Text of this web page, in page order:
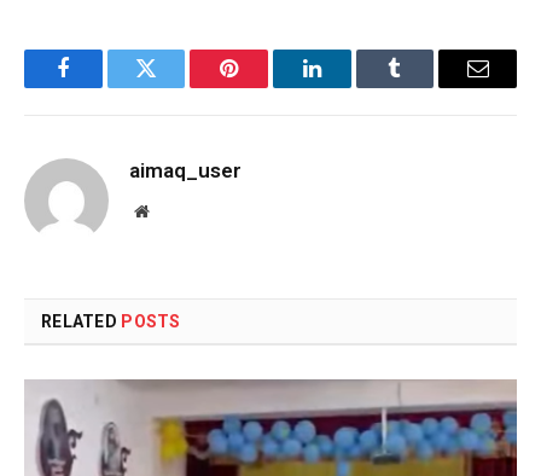
FacebookTwitter Pinterest LinkedInTumblr Email
aimaq_user
Website
RELATED POSTS